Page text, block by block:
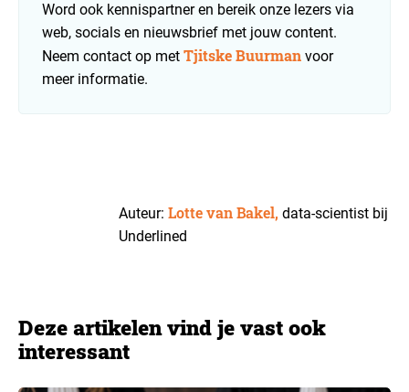
Word ook kennispartner en bereik onze lezers via
web, socials en nieuwsbrief met jouw content.
Neem contact op met Tjitske Buurman voor
meer informatie.
Auteur:Lotte van Bakel,data-scientist bij
Underlined
Deze artikelen vind je vast ook
interessant